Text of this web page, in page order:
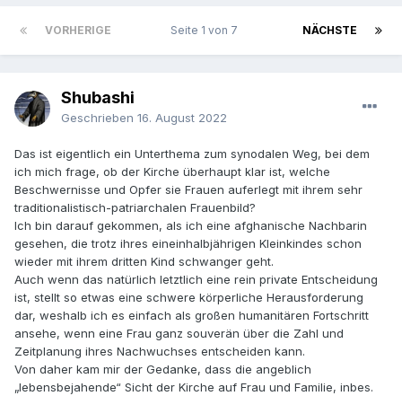
VORHERIGE NÄCHSTE
Seite 1 von 7
Shubashi
Geschrieben 16. August 2022
Das ist eigentlich ein Unterthema zum synodalen Weg, bei dem
ich mich frage, ob der Kirche überhaupt klar ist, welche
Beschwernisse und Opfer sie Frauen auferlegt mit ihrem sehr
traditionalistisch-patriarchalen Frauenbild?
Ich bin darauf gekommen, als ich eine afghanische Nachbarin
gesehen, die trotz ihres eineinhalbjährigen Kleinkindes schon
wieder mit ihrem dritten Kind schwanger geht.
Auch wenn das natürlich letztlich eine rein private Entscheidung
ist, stellt so etwas eine schwere körperliche Herausforderung
dar, weshalb ich es einfach als großen humanitären Fortschritt
ansehe, wenn eine Frau ganz souverän über die Zahl und
Zeitplanung ihres Nachwuchses entscheiden kann.
Von daher kam mir der Gedanke, dass die angeblich
„lebensbejahende“ Sicht der Kirche auf Frau und Familie, inbes.